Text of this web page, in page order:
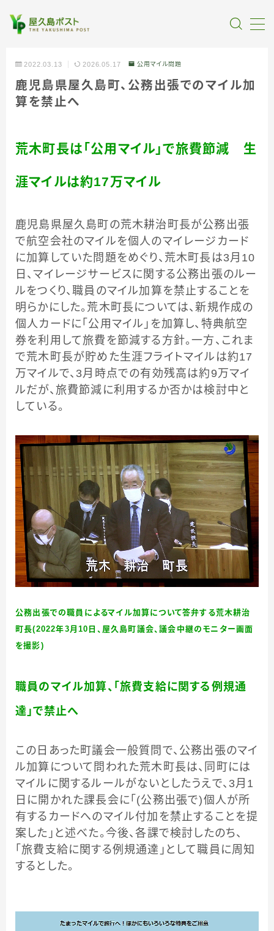
全記事カテゴリー
2022.03.13 2026.05.17 公用マイル問題
鹿児島県屋久島町、公務出張でのマイル加
算を禁止へ
荒木町長は「公用マイル」で旅費節減 生
涯マイルは約17万マイル
鹿児島県屋久島町の荒木耕治町長が公務出張
で航空会社のマイルを個人のマイレージカード
に加算していた問題をめぐり、荒木町長は3月10
日、マイレージサービスに関する公務出張のルー
ルをつくり、職員のマイル加算を禁止することを
明らかにした。荒木町長については、新規作成の
個人カードに「公用マイル」を加算し、特典航空
券を利用して旅費を節減する方針。一方、これま
で荒木町長が貯めた生涯フライトマイルは約17
万マイルで、3月時点での有効残高は約9万マイ
ルだが、旅費節減に利用するか否かは検討中と
している。
公務出張での職員によるマイル加算について答弁する荒木耕治
町長(2022年3月10日、屋久島町議会、議会中継のモニター画面
を撮影)
職員のマイル加算、「旅費支給に関する例規通
達」で禁止へ
この日あった町議会一般質問で、公務出張のマイ
ル加算について問われた荒木町長は、同町には
マイルに関するルールがないとしたうえで、3月1
日に開かれた課長会に「(公務出張で)個人が所
有するカードへのマイル付加を禁止することを提
案した」と述べた。今後、各課で検討したのち、
「旅費支給に関する例規通達」として職員に周知
するとした。